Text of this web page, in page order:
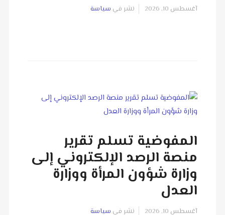
آغسطس 10, 2026 نشر في سياسة
المفوضية تسلم تقرير
منصة الرصد الإلكتروني إلى
وزارة شؤون المرأة ووزارة
العدل
آغسطس 10, 2026 نشر في سياسة